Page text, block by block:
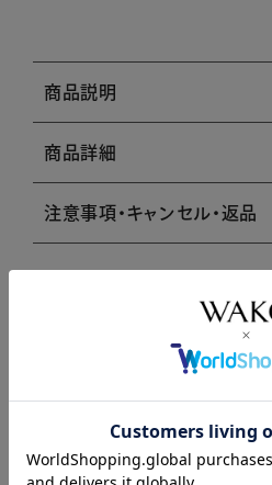
商品説明
商品詳細
注意事項・キャンセル・返品